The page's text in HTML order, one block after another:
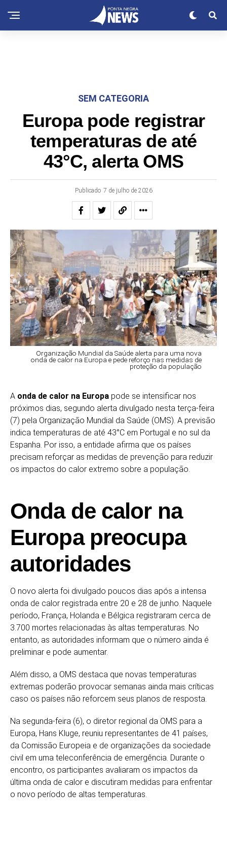
SEM CATEGORIA
Europa pode registrar
temperaturas de até
43°C, alerta OMS
Publicado 7 de julho de 2026
Organização Mundial da Saúde alerta para uma nova
onda de calor na Europa e pede reforço nas medidas de
proteção da população
A onda de calor na Europa pode se intensificar nos
próximos dias, segundo alerta divulgado nesta terça-feira
(7) pela Organização Mundial da Saúde (OMS). A previsão
indica temperaturas de até 43°C em Portugal e no sul da
Espanha. Por isso, a entidade afirma que os países
precisam reforçar as medidas de prevenção para reduzir
os impactos do calor extremo sobre a população.
Onda de calor na
Europa preocupa
autoridades
O novo alerta foi divulgado poucos dias após a intensa
onda de calor registrada entre 20 e 28 de junho. Naquele
período, França, Holanda e Bélgica registraram cerca de
3.700 mortes relacionadas às altas temperaturas. No
entanto, as autoridades informam que o número ainda é
preliminar e pode aumentar.
Além disso, a OMS destaca que novas temperaturas
extremas poderão provocar semanas ainda mais críticas
caso os países não reforcem seus planos de resposta.
Na segunda-feira (6), o diretor regional da OMS para a
Europa, Hans Kluge, reuniu representantes de 41 países,
da Comissão Europeia e de organizações da sociedade
civil em uma teleconferência de emergência. Durante o
encontro, os participantes avaliaram os impactos da
última onda de calor e discutiram medidas para enfrentar
o novo período de altas temperaturas.